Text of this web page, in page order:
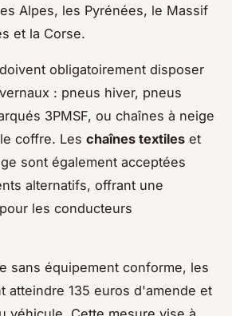
Alpes, les Pyrénées, le Massif
et la Corse.
obligatoirement disposer
: pneus hiver, pneus
3PMSF, ou chaînes à neige
coffre. Les chaînes textiles et
sont également acceptées
alternatifs, offrant une
les conducteurs
sans équipement conforme, les
atteindre 135 euros d'amende et